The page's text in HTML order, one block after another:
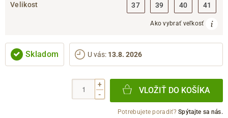
Velikost 37 39 40 41
Ako vybrať veľkosť
Skladom U vás: 13.8. 2026
+
-
VLOŽIŤ DO KOŠÍKA
Potrebujete poradiť?Spýtajte sa nás.